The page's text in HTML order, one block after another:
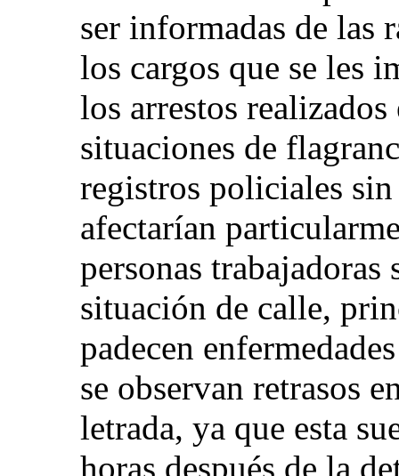
ser informadas de las
los cargos que se les
los arrestos
situaciones de
registros policiales
afectarían
personas trabajadoras
situación de calle,
padecen
se observan retrasos
letrada, ya que esta
horas después de la